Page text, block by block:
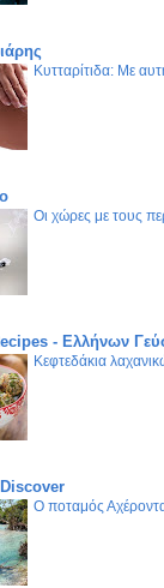
Κυτταρίτιδα: Με
Οι χώρες με τους
- Ελλήνων
Κεφτεδάκια
Ο ποταμός